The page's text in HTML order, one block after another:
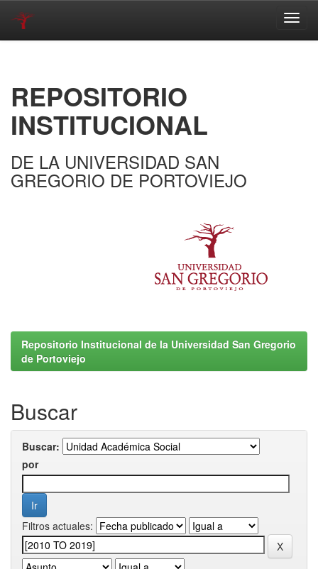
REPOSITORIO
INSTITUCIONAL
DE LA UNIVERSIDAD SAN
GREGORIO DE PORTOVIEJO
Repositorio Institucional de la Universidad San Gregorio
de Portoviejo
Buscar
Buscar:
por
Filtros actuales: